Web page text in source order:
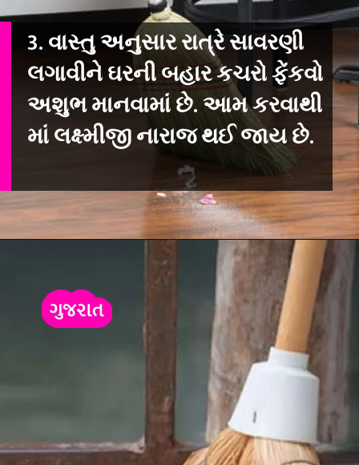
3. વાસ્તુ અનુસાર રાત્રે સાવરણી
લગાવીને ઘરની બહાર કચરો ફેંકવો
અશુભ માનવામાં છે. આમ કરવાથી
માં લક્ષ્મીજી નારાજ થઈ જાય છે.